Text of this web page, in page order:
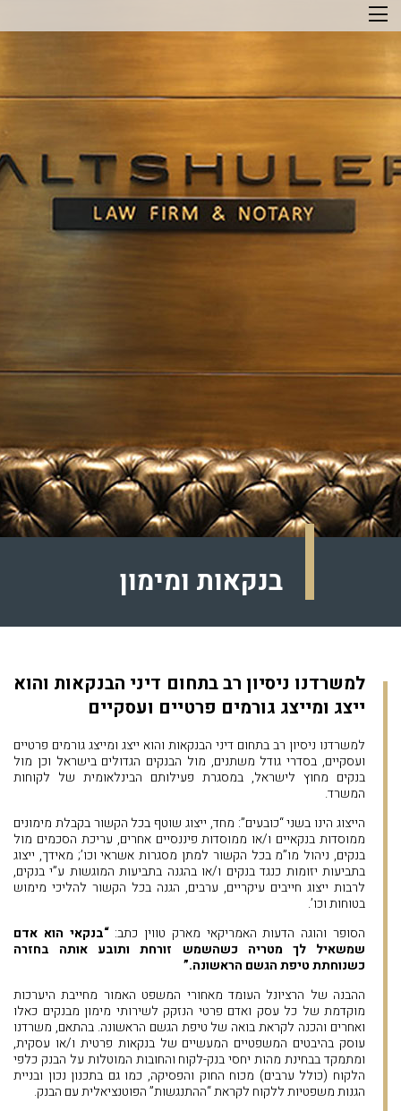
בנקאות ומימון
למשרדנו ניסיון רב בתחום דיני הבנקאות והוא
ייצג ומייצג גורמים פרטיים ועסקיים
למשרדנו ניסיון רב בתחום דיני הבנקאות והוא ייצג ומייצג גורמים פרטיים
ועסקיים, בסדרי גודל משתנים, מול הבנקים הגדולים בישראל וכן מול
בנקים מחוץ לישראל, במסגרת פעילותם הבינלאומית של לקוחות
המשרד.
הייצוג הינו בשני “כובעים”: מחד, ייצוג שוטף בכל הקשור בקבלת מימונים
ממוסדות בנקאיים ו/או ממוסדות פיננסיים אחרים, עריכת הסכמים מול
בנקים, ניהול מו”מ בכל הקשור למתן מסגרות אשראי וכו’; מאידך, ייצוג
בתביעות יזומות כנגד בנקים ו/או בהגנה בתביעות המוגשות ע”י בנקים,
לרבות ייצוג חייבים עיקריים, ערבים, הגנה בכל הקשור להליכי מימוש
בטוחות וכו’.
הסופר והוגה הדעות האמריקאי מארק טווין כתב:“בנקאי הוא אדם
שמשאיל לך מטריה כשהשמש זורחת ותובע אותה בחזרה
כשנוחתת טיפת הגשם הראשונה.”
ההבנה של הרציונל העומד מאחורי המשפט האמור מחייבת היערכות
מוקדמת של כל עסק ואדם פרטי הנזקק לשירותי מימון מבנקים כאלו
ואחרים והכנה לקראת בואה של טיפת הגשם הראשונה. בהתאם, משרדנו
עוסק בהיבטים המשפטיים המעשיים של בנקאות פרטית ו/או עסקית,
ומתמקד בבחינת מהות יחסי בנק-לקוח והחובות המוטלות על הבנק כלפי
הלקוח (כולל ערבים) מכוח החוק והפסיקה, כמו גם בתכנון נכון ובניית
הגנות משפטיות ללקוח לקראת “ההתנגשות” הפוטנציאלית עם הבנק.